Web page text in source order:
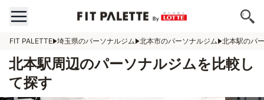
FIT PALETTE 埼玉県のパーソナルジム 北本市のパーソナルジム 北本駅のパ
北本駅周辺のパーソナルジムを比較し
て探す